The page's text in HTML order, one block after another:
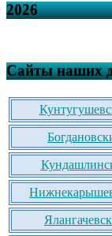
2026
Сайты наших